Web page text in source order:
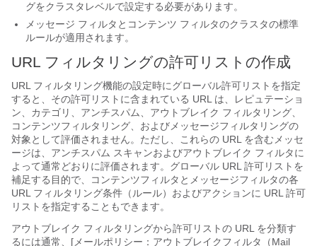
グをクラスタレベルで設定する必要があります。
メッセージ フィルタとコンテンツ フィルタのクラスタの標準
ルールが適用されます。
URL フィルタリングの許可リストの作成
URL フィルタリング機能の設定時にグローバル許可リストを指定
すると、その許可リストに含まれている URL は、レピュテーショ
ン、カテゴリ、アンチスパム、アウトブレイク フィルタリング、
コンテンツフィルタリング、およびメッセージフィルタリングの
対象として評価されません。ただし、これらの URL を含むメッセ
ージは、アンチスパム スキャンおよびアウトブレイク フィルタに
よって通常どおりに評価されます。グローバル URL 許可リストを
補足する目的で、コンテンツフィルタとメッセージフィルタの各
URL フィルタリング条件（ルール）およびアクションに URL 許可
リストを指定することもできます。
アウトブレイク フィルタリングから許可リストの URL を分類す
るには通常、[メールポリシー：アウトブレイクフィルタ（Mail